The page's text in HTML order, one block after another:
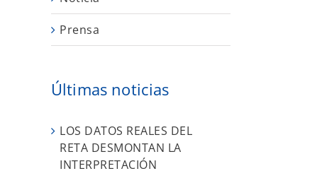
Prensa
Últimas noticias
LOS DATOS REALES DEL
RETA DESMONTAN LA
INTERPRETACIÓN